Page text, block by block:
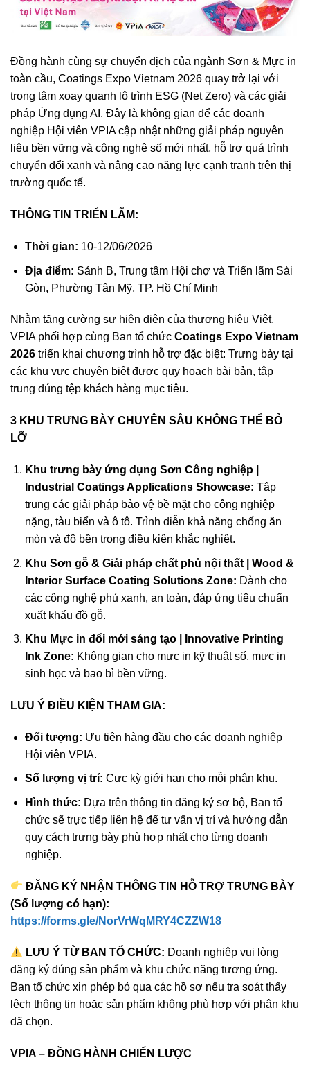
Đồng hành cùng sự chuyển dịch của ngành Sơn & Mực in
toàn cầu, Coatings Expo Vietnam 2026 quay trở lại với
trọng tâm xoay quanh lộ trình ESG (Net Zero) và các giải
pháp Ứng dụng AI. Đây là không gian để các doanh
nghiệp Hội viên VPIA cập nhật những giải pháp nguyên
liệu bền vững và công nghệ số mới nhất, hỗ trợ quá trình
chuyển đổi xanh và nâng cao năng lực cạnh tranh trên thị
trường quốc tế.
THÔNG TIN TRIỂN LÃM:
Thời gian: 10-12/06/2026
Địa điểm: Sảnh B, Trung tâm Hội chợ và Triển lãm Sài
Gòn, Phường Tân Mỹ, TP. Hồ Chí Minh
Nhằm tăng cường sự hiện diện của thương hiệu Việt,
VPIA phối hợp cùng Ban tổ chức Coatings Expo Vietnam
2026 triển khai chương trình hỗ trợ đặc biệt: Trưng bày tại
các khu vực chuyên biệt được quy hoạch bài bản, tập
trung đúng tệp khách hàng mục tiêu.
3 KHU TRƯNG BÀY CHUYÊN SÂU KHÔNG THỂ BỎ
LỠ
Khu trưng bày ứng dụng Sơn Công nghiệp |
Industrial Coatings Applications Showcase: Tập
trung các giải pháp bảo vệ bề mặt cho công nghiệp
nặng, tàu biển và ô tô. Trình diễn khả năng chống ăn
mòn và độ bền trong điều kiện khắc nghiệt.
Khu Sơn gỗ & Giải pháp chất phủ nội thất | Wood &
Interior Surface Coating Solutions Zone: Dành cho
các công nghệ phủ xanh, an toàn, đáp ứng tiêu chuẩn
xuất khẩu đồ gỗ.
Khu Mực in đổi mới sáng tạo | Innovative Printing
Ink Zone: Không gian cho mực in kỹ thuật số, mực in
sinh học và bao bì bền vững.
LƯU Ý ĐIỀU KIỆN THAM GIA:
Đối tượng: Ưu tiên hàng đầu cho các doanh nghiệp
Hội viên VPIA.
Số lượng vị trí: Cực kỳ giới hạn cho mỗi phân khu.
Hình thức: Dựa trên thông tin đăng ký sơ bộ, Ban tổ
chức sẽ trực tiếp liên hệ để tư vấn vị trí và hướng dẫn
quy cách trưng bày phù hợp nhất cho từng doanh
nghiệp.
ĐĂNG KÝ NHẬN THÔNG TIN HỖ TRỢ TRƯNG BÀY
(Số lượng có hạn):
https://forms.gle/NorVrWqMRY4CZZW18
️ LƯU Ý TỪ BAN TỔ CHỨC: Doanh nghiệp vui lòng
đăng ký đúng sản phẩm và khu chức năng tương ứng.
Ban tổ chức xin phép bỏ qua các hồ sơ nếu tra soát thấy
lệch thông tin hoặc sản phẩm không phù hợp với phân khu
đã chọn.
VPIA – ĐỒNG HÀNH CHIẾN LƯỢC